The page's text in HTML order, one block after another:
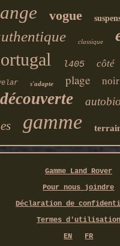
vogue
classique
l405 côté
s'adapte plage noir
découverte
gamme
Gamme Land Rover
Pour nous joindre
Déclaration de
Termes d'utilisation
EN
FR